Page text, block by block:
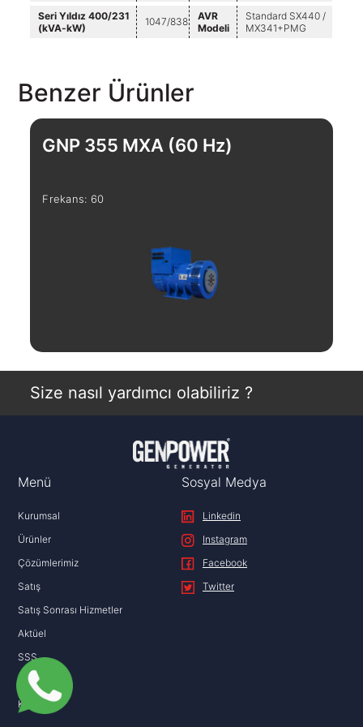
Seri Yıldız 400/231
(kVA-kW)
1047/838
AVR
Modeli
Standard SX440 /
MX341+PMG
Benzer Ürünler
GNP 355 MXA (60 Hz)
Frekans: 60
İncele
Size nasıl yardımcı olabiliriz ?
Menü
Kurumsal
Ürünler
Çözümlerimiz
Satış
Satış Sonrası Hizmetler
Aktüel
SSS
İletişim
KVKK
Sosyal Medya
Linkedin
Instagram
Facebook
Twitter